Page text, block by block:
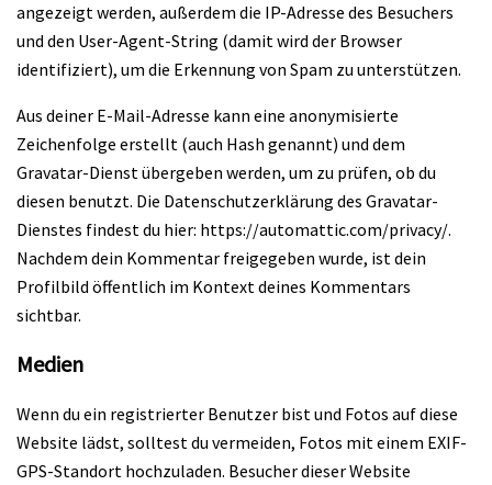
angezeigt werden, außerdem die IP-Adresse des Besuchers
und den User-Agent-String (damit wird der Browser
identifiziert), um die Erkennung von Spam zu unterstützen.
Aus deiner E-Mail-Adresse kann eine anonymisierte
Zeichenfolge erstellt (auch Hash genannt) und dem
Gravatar-Dienst übergeben werden, um zu prüfen, ob du
diesen benutzt. Die Datenschutzerklärung des Gravatar-
Dienstes findest du hier: https://automattic.com/privacy/.
Nachdem dein Kommentar freigegeben wurde, ist dein
Profilbild öffentlich im Kontext deines Kommentars
sichtbar.
Medien
Wenn du ein registrierter Benutzer bist und Fotos auf diese
Website lädst, solltest du vermeiden, Fotos mit einem EXIF-
GPS-Standort hochzuladen. Besucher dieser Website